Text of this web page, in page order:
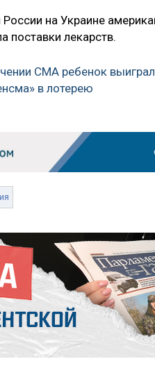
на Украине
поставки лекарств.
СМА ребенок выиграл
в лотерею